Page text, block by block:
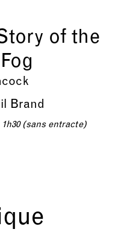
of the
Brand
(sans entracte)